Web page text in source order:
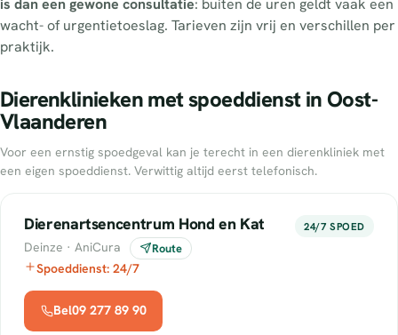
is dan een gewone consultatie: buiten de uren geldt vaak een
wacht- of urgentietoeslag. Tarieven zijn vrij en verschillen per
praktijk.
Dierenklinieken met spoeddienst in Oost-
Vlaanderen
Voor een ernstig spoedgeval kan je terecht in een dierenkliniek met
een eigen spoeddienst. Verwittig altijd eerst telefonisch.
Dierenartsencentrum Hond en Kat 24/7 SPOED
Deinze · AniCura Route
Spoeddienst: 24/7
Bel09 277 89 90